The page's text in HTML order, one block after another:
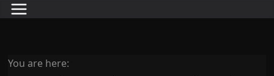
You are here: